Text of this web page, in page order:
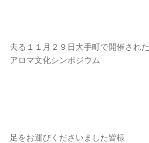
去る１１月２９日大手町で開催された
アロマ文化シンポジウム
足をお運びくださいました皆様